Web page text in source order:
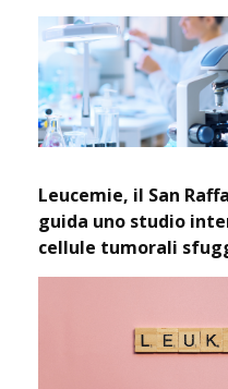
Leucemie, il San
guida uno studio
cellule tumorali